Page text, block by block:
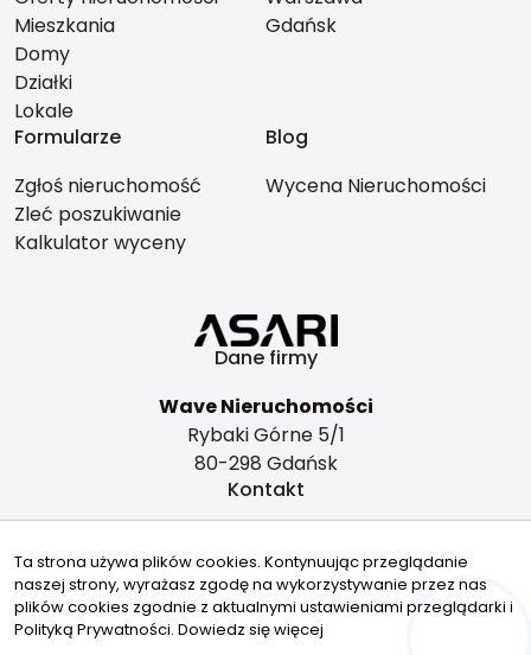
Mieszkania
Domy
Działki
Lokale
Gdańsk
Formularze
Zgłoś nieruchomość
Zleć poszukiwanie
Kalkulator wyceny
Blog
Wycena Nieruchomości
Dane firmy
Wave Nieruchomości
Rybaki Górne 5/1
80-298 Gdańsk
Kontakt
503859009
Znajdziesz nas tu
Ta strona używa plików cookies. Kontynuując przeglądanie
naszej strony, wyrażasz zgodę na wykorzystywanie przez nas
plików cookies zgodnie z aktualnymi ustawieniami przeglądarki i
Polityką Prywatności. Dowiedz się więcej